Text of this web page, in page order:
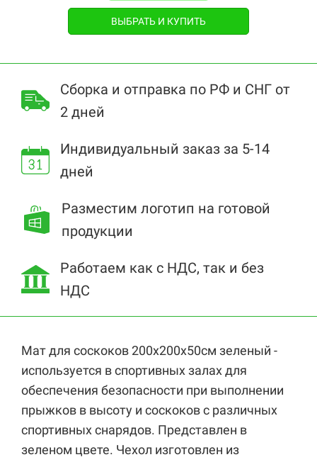
ВЫБРАТЬ И КУПИТЬ
Сборка и отправка по РФ и СНГ от
2 дней
Индивидуальный заказ за 5-14
дней
Разместим логотип на готовой
продукции
Работаем как с НДС, так и без
НДС
Мат для соскоков 200х200х50см зеленый -
используется в спортивных залах для
обеспечения безопасности при выполнении
прыжков в высоту и соскоков с различных
спортивных снарядов. Представлен в
зеленом цвете. Чехол изготовлен из